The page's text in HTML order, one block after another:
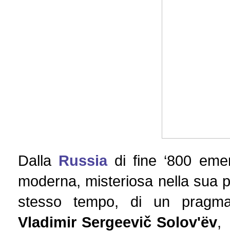
Dalla Russiadi fine ‘800
moderna, misteriosa nella sua
stesso tempo, di un
Vladimir Sergeevič Solov'ëv,